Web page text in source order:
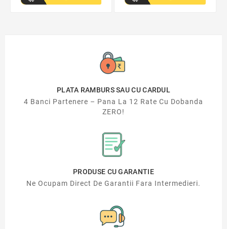
PLATA RAMBURS SAU CU CARDUL
4 Banci Partenere – Pana La 12 Rate Cu Dobanda
ZERO!
PRODUSE CU GARANTIE
Ne Ocupam Direct De Garantii Fara Intermedieri.